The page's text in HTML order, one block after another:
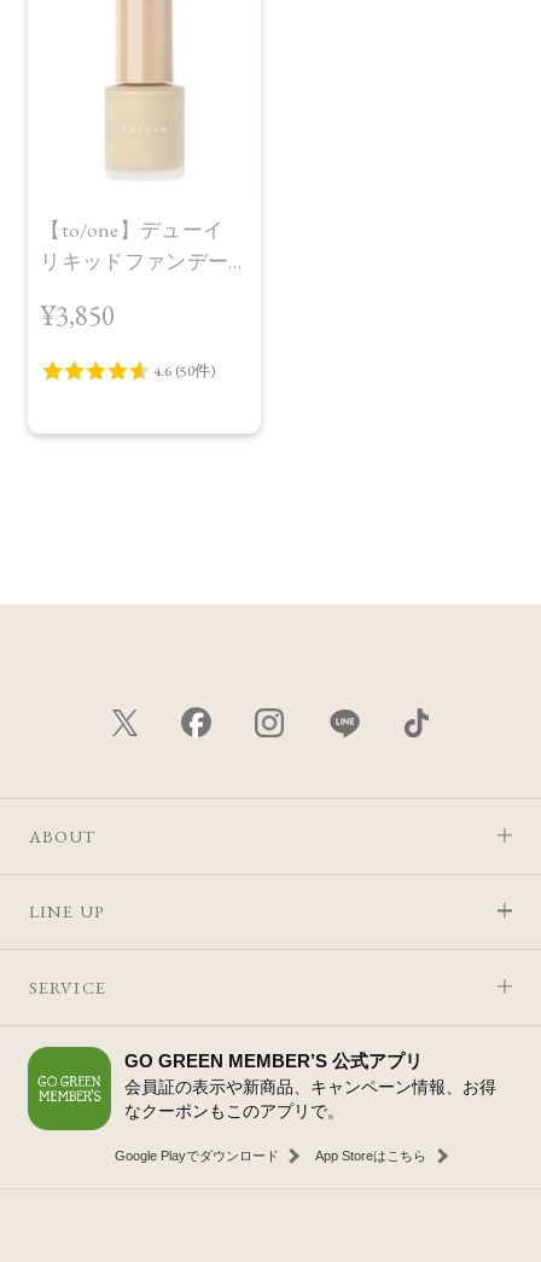
【to/one】デューイ
リキッドファンデー
¥3,850
ABOUT
LINE UP
SERVICE
GO GREEN MEMBER’S 公式アプリ
会員証の表示や新商品、キャンペーン情報、お得
なクーポンもこのアプリで。
Google Playでダウンロード App Storeはこちら